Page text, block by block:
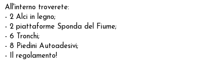
All'interno troverete:
- 2 Alci in legno;
- 2 piattaforme Sponda del Fiume;
- 6 Tronchi;
- 8 Piedini Autoadesivi;
- Il regolamento!